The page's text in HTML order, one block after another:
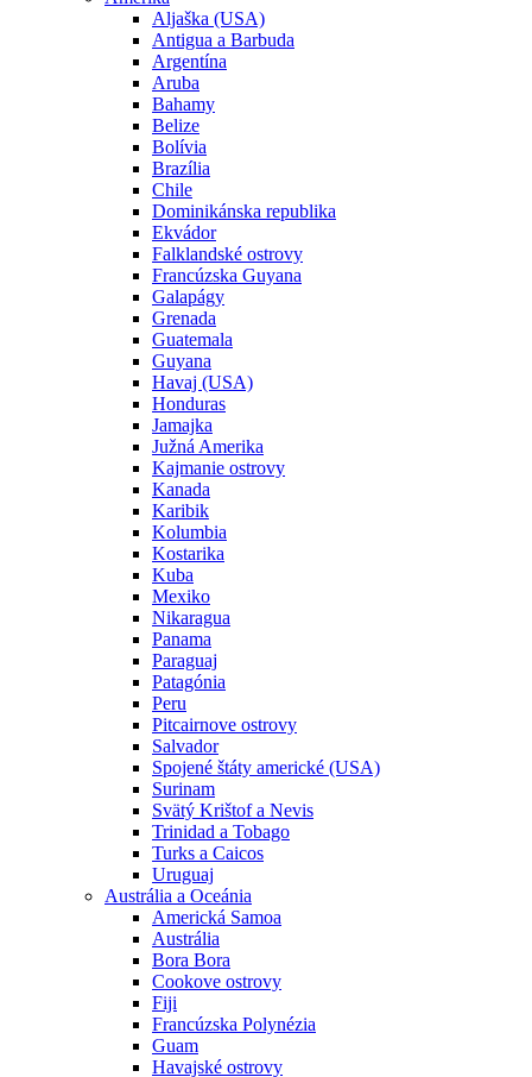
Aljaška (USA)
Antigua a Barbuda
Argentína
Aruba
Bahamy
Belize
Bolívia
Brazília
Chile
Dominikánska republika
Ekvádor
Falklandské ostrovy
Francúzska Guyana
Galapágy
Grenada
Guatemala
Guyana
Havaj (USA)
Honduras
Jamajka
Južná Amerika
Kajmanie ostrovy
Kanada
Karibik
Kolumbia
Kostarika
Kuba
Mexiko
Nikaragua
Panama
Paraguaj
Patagónia
Peru
Pitcairnove ostrovy
Salvador
Spojené štáty americké (USA)
Surinam
Svätý Krištof a Nevis
Trinidad a Tobago
Turks a Caicos
Uruguaj
Austrália a Oceánia
Americká Samoa
Austrália
Bora Bora
Cookove ostrovy
Fiji
Francúzska Polynézia
Guam
Havajské ostrovy